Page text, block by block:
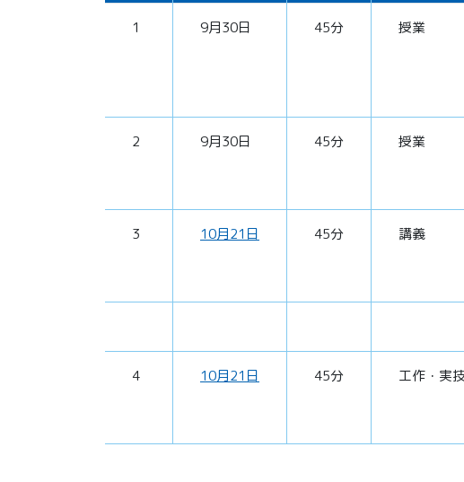
1 9月30日 45分 授業
2 9月30日 45分 授業
3 10月21日 45分 講義
4 10月21日 45分 工作・実